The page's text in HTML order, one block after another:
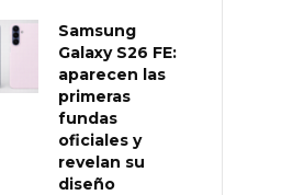
Samsung
Galaxy S26 FE:
aparecen las
primeras
fundas
oficiales y
revelan su
diseño